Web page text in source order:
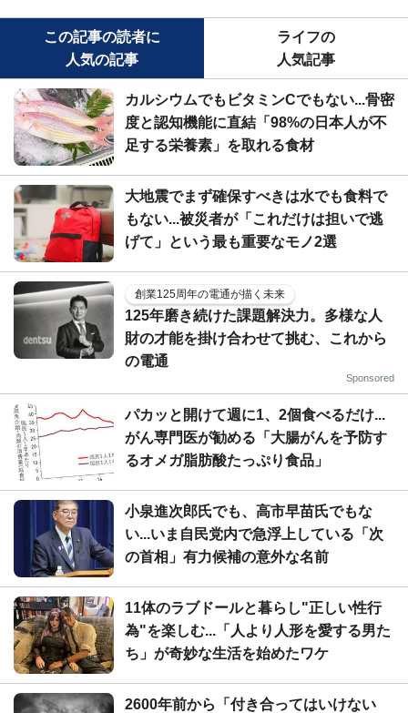
この記事の読者に
人気の記事
ライフの
人気記事
カルシウムでもビタミンCでもない...骨密
度と認知機能に直結「98%の日本人が不
足する栄養素」を取れる食材
大地震でまず確保すべきは水でも食料で
もない...被災者が「これだけは担いで逃
げて」という最も重要なモノ2選
創業125周年の電通が描く未来
125年磨き続けた課題解決力。多様な人
財の才能を掛け合わせて挑む、これから
の電通
Sponsored
パカッと開けて週に1、2個食べるだけ...
がん専門医が勧める「大腸がんを予防す
るオメガ脂肪酸たっぷり食品」
小泉進次郎氏でも、高市早苗氏でもな
い...いま自民党内で急浮上している「次
の首相」有力候補の意外な名前
11体のラブドールと暮らし"正しい性行
為"を楽しむ...「人より人形を愛する男た
ち」が奇妙な生活を始めたワケ
2600年前から「付き合ってはいけない